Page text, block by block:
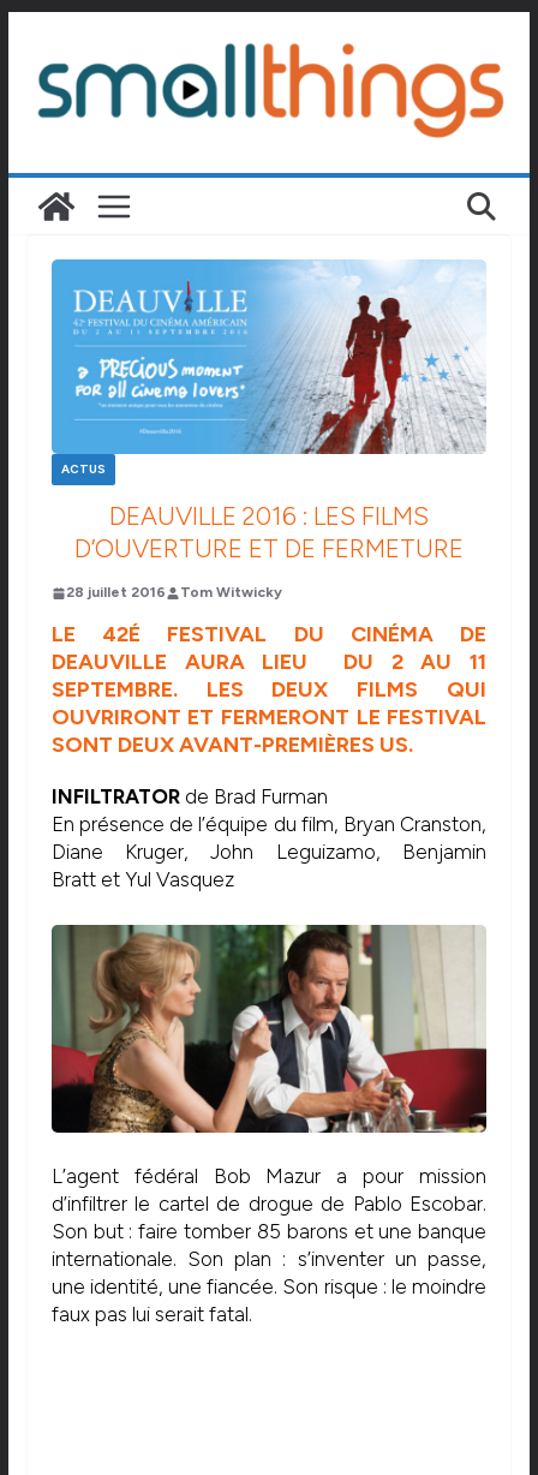
contenu
ACTUS
DEAUVILLE 2016 : LES FILMS
D’OUVERTURE ET DE FERMETURE
28 juillet 2016 Tom Witwicky
LE 42É FESTIVAL DU CINÉMA DE
DEAUVILLE AURA LIEU DU 2 AU 11
SEPTEMBRE. LES DEUX FILMS QUI
OUVRIRONT ET FERMERONT LE FESTIVAL
SONT DEUX AVANT-PREMIÈRES US.
INFILTRATORde Brad Furman
En présence de l’équipe du film, Bryan Cranston,
Diane Kruger, John Leguizamo, Benjamin
Bratt et Yul Vasquez
L’agent fédéral Bob Mazur a pour mission
d’infiltrer le cartel de drogue de Pablo Escobar.
Son but : faire tomber 85 barons et une banque
internationale. Son plan : s’inventer un passe,
une identité, une fiancée. Son risque : le moindre
faux pas lui serait fatal.